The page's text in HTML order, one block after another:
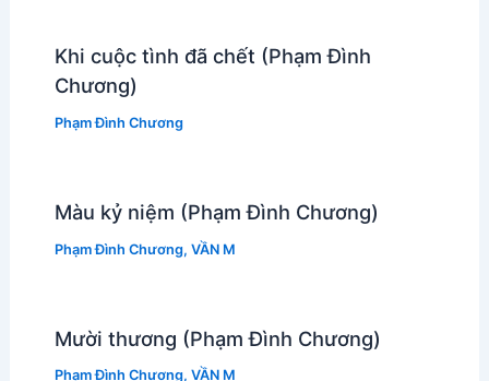
Khi cuộc tình đã chết (Phạm Đình
Chương)
Phạm Đình Chương
Màu kỷ niệm (Phạm Đình Chương)
Phạm Đình Chương, VẦN M
Mười thương (Phạm Đình Chương)
Phạm Đình Chương, VẦN M